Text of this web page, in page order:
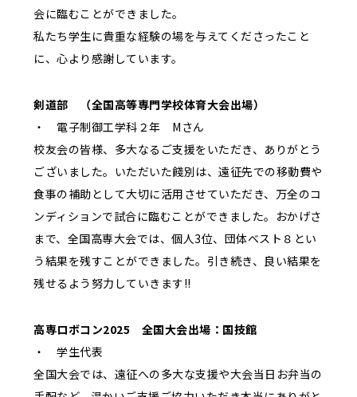
会に臨むことができました。
私たち学生に貴重な経験の場を与えてくださったこと
に、心より感謝しています。
剣道部 （全国高等専門学校体育大会出場）
・ 電子制御工学科２年 Mさん
校友会の皆様、多大なるご支援をいただき、ありがとう
ございました。いただいた餞別は、遠征先での移動費や
食事の補助として大切に活用させていただき、万全のコ
ンディションで試合に臨むことができました。おかげさ
まで、全国高専大会では、個人3位、団体ベスト８とい
う結果を残すことができました。引き続き、良い結果を
残せるよう努力していきます!!
高専ロボコン2025 全国大会出場：国技館
・ 学生代表
全国大会では、遠征への多大な支援や大会当日お弁当の